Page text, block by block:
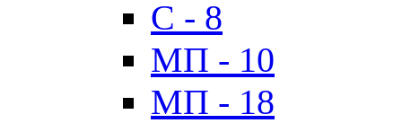
C - 8
МП - 10
МП - 18